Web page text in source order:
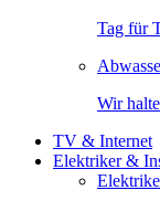
Tag für
Wir
TV & Internet
Elektriker &